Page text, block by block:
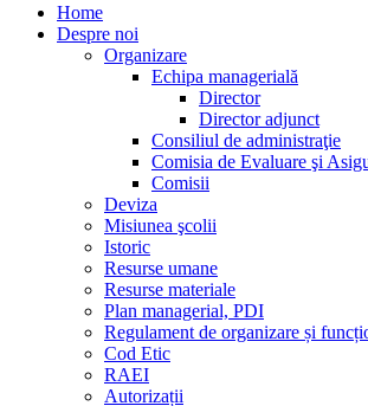
Home
Despre noi
Organizare
Echipa managerială
Director
Director adjunct
Consiliul de administraţie
Comisia de Evaluare şi
Comisii
Deviza
Misiunea şcolii
Istoric
Resurse umane
Resurse materiale
Plan managerial, PDI
Regulament de organizare și
Cod Etic
RAEI
Autorizații